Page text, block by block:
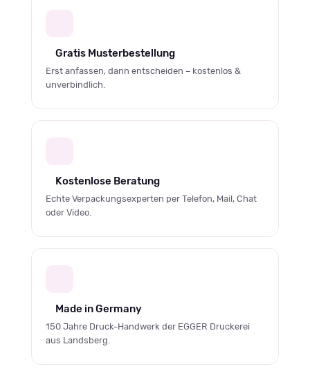
Gratis Musterbestellung
Erst anfassen, dann entscheiden – kostenlos &
unverbindlich.
Kostenlose Beratung
Echte Verpackungsexperten per Telefon, Mail, Chat
oder Video.
Made in Germany
150 Jahre Druck-Handwerk der EGGER Druckerei
aus Landsberg.